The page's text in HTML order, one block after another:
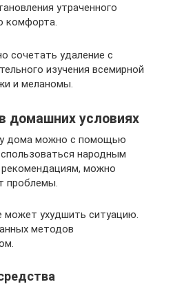
утраченного
комфорта.
сочетать удаление с
изучения всемирной
и меланомы.
домашних условиях
дома можно с помощью
народным
можно
проблемы.
может ухудшить ситуацию.
методов